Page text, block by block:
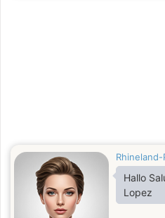
Hallo
Lopez